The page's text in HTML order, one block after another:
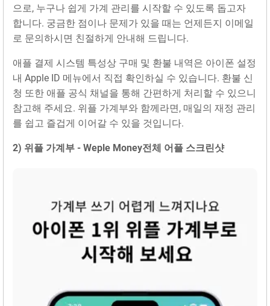
으로, 누구나 쉽게 가계 관리를 시작할 수 있도록 돕고자
합니다. 궁금한 점이나 문제가 있을 때는 언제든지 이메일
로 문의하시면 친절하게 안내해 드립니다.
애플 결제 시스템 특성상 구매 및 환불 내역은 아이폰 설정
내 Apple ID 메뉴에서 직접 확인하실 수 있습니다. 환불 신
청 또한 애플 공식 채널을 통해 간편하게 처리할 수 있으니
참고해 주세요. 위플 가계부와 함께라면, 매일의 재정 관리
를 쉽고 즐겁게 이어갈 수 있을 것입니다.
2) 위플 가계부 - Weple Money전체 어플 스크린샷